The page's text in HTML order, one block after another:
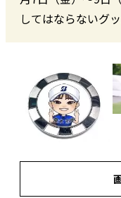
してはならないグ